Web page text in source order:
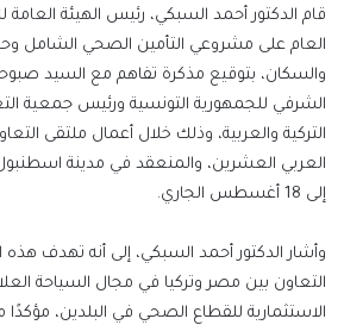
قام الدكتور أحمد السبكي، رئيس الهيئة
العام على مشروعي التأمين الصحي الشامل
والسكان، بتوقيع مذكرة تفاهم مع السيد
الشرفي للجمهورية التونسية ورئيس جمعية
التركية والعربية، وذلك خلال أعمال ملتقى
إلى 18 أغسطس الجاري.
وأشار الدكتور أحمد السبكي، إلى أنه تهدف هذه
التعاون بين مصر وتركيا في مجال السياحة
الاستثمارية للقطاع الصحي في البلدين، مؤكدًا